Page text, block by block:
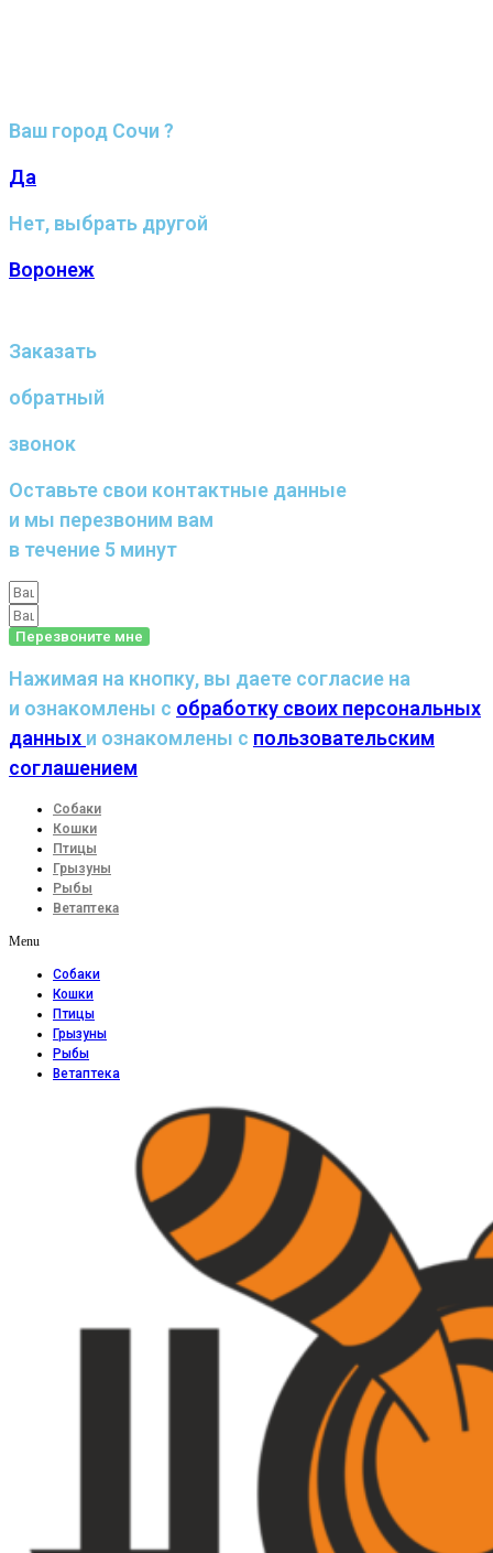
Ваш город Сочи ?
Да
Нет, выбрать другой
Воронеж
Заказать
обратный
звонок
Оставьте свои контактные данные
и мы перезвоним вам
в течение 5 минут
Перезвоните мне
Нажимая на кнопку, вы даете согласие на
и ознакомлены с обработку своих персональных
данных и ознакомлены с пользовательским
соглашением
Собаки
Кошки
Птицы
Грызуны
Рыбы
Ветаптека
Menu
Собаки
Кошки
Птицы
Грызуны
Рыбы
Ветаптека